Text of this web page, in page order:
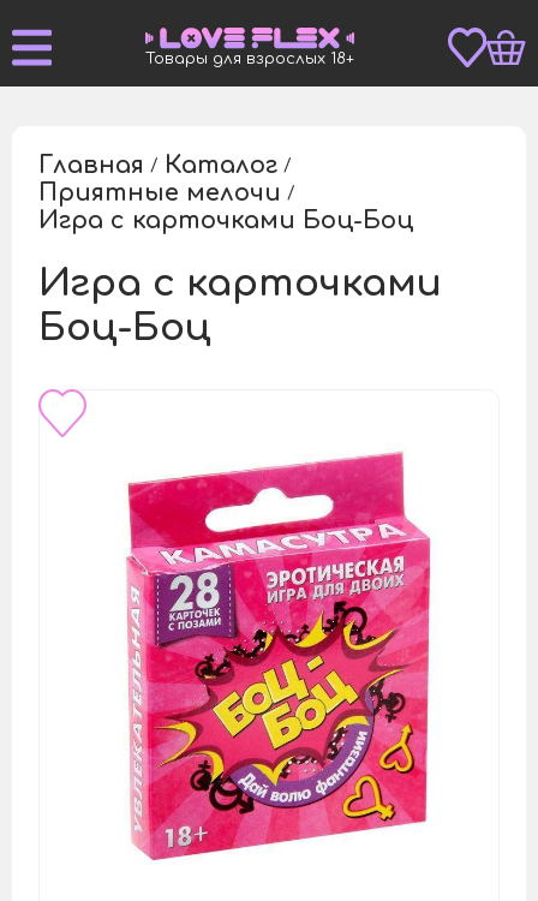
Товары для взрослых 18+
Главная / Каталог /
Приятные мелочи /
Игра с карточками Боц-Боц
Игра с карточками
Боц-Боц